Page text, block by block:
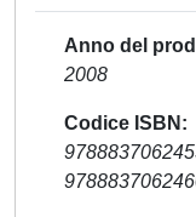
Anno del
2008
Codice ISBN